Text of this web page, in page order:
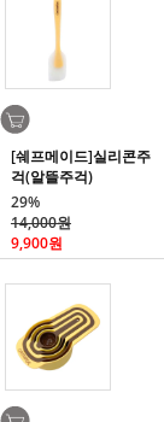
[쉐프메이드]실리콘주
걱(알뜰주걱)
29%
14,000원
9,900원